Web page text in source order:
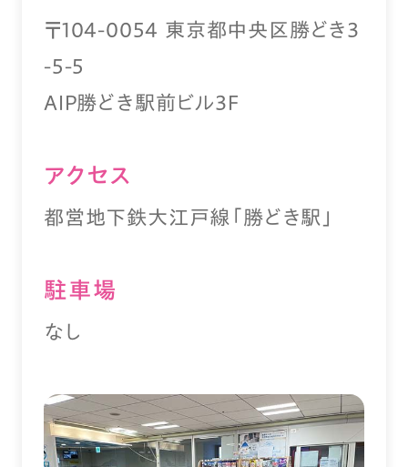
〒104-0054 東京都中央区勝どき3
-5-5
AIP勝どき駅前ビル3F
アクセス
都営地下鉄大江戸線「勝どき駅」
駐⾞場
なし